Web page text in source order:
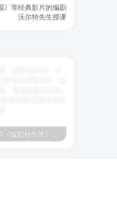
》等经典影片的编剧
沃尔特先生授课
价值16800的《编剧创作班》近160节课程，内容包含视听语言、蒙太奇、镜头调度、剧本的创作等内容。